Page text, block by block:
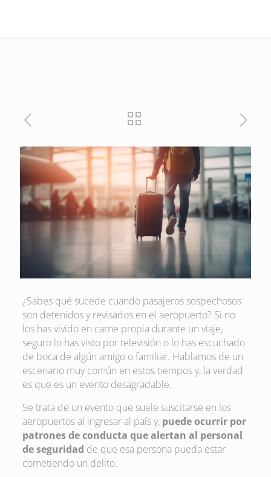
¿Sabes qué sucede cuando pasajeros sospechosos
son detenidos y revisados en el aeropuerto? Si no
los has vivido en carne propia durante un viaje,
seguro lo has visto por televisión o lo has escuchado
de boca de algún amigo o familiar. Hablamos de un
escenario muy común en estos tiempos y, la verdad
es que es un evento desagradable.
Se trata de un evento que suele suscitarse en los
aeropuertos al ingresar al país y, puede ocurrir por
patrones de conducta que alertan al personal
de seguridad de que esa persona pueda estar
cometiendo un delito.